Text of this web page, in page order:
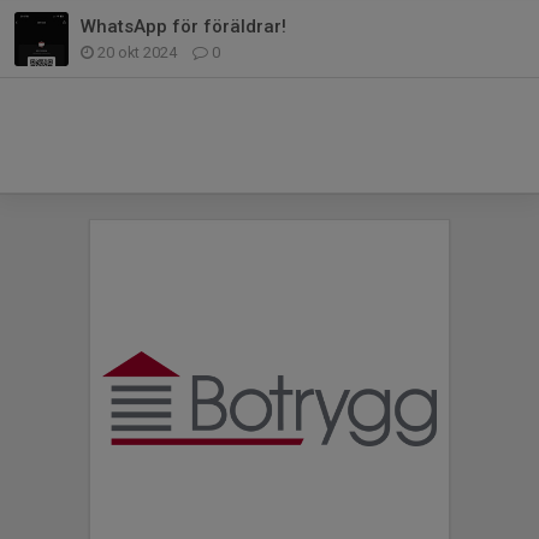
WhatsApp för föräldrar!
20 okt 2024 0